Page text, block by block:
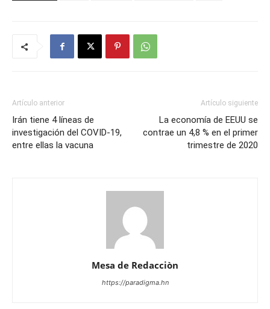
Artículo anterior
Irán tiene 4 líneas de
investigación del COVID-19,
entre ellas la vacuna
Artículo siguiente
La economía de EEUU se
contrae un 4,8 % en el primer
trimestre de 2020
Mesa de Redacciòn
https://paradigma.hn